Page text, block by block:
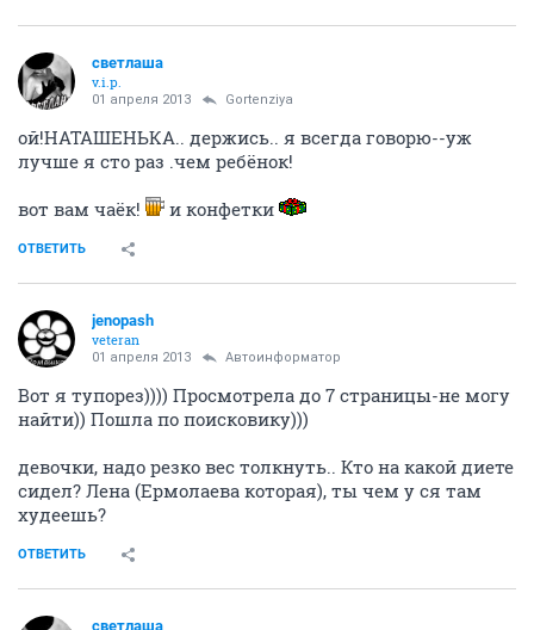
светлаша
v.i.p.
01 апреля 2013 Gortenziya
ой!НАТАШЕНЬКА.. держись.. я всегда говорю--уж
лучше я сто раз .чем ребёнок!
вот вам чаёк!
и конфетки
ОТВЕТИТЬ
jenopash
veteran
01 апреля 2013 Автоинформатор
Вот я тупорез)))) Просмотрела до 7 страницы-не могу
найти)) Пошла по поисковику)))
девочки, надо резко вес толкнуть.. Кто на какой диете
сидел? Лена (Ермолаева которая), ты чем у ся там
худеешь?
ОТВЕТИТЬ
светлаша